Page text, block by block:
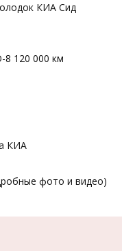
КИА Сид
120 000 км
КИА
фото и видео)